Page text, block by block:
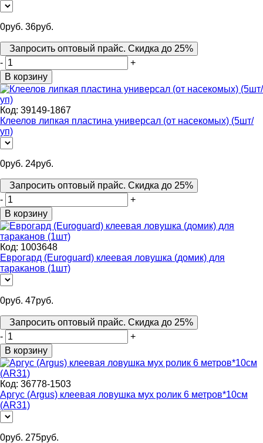
0руб. 36руб.
Запросить оптовый прайс. Скидка до 25%
-
+
В корзину
Код: 39149-1867
Клеелов липкая пластина универсал (от насекомых) (5шт/
уп)
0руб. 24руб.
Запросить оптовый прайс. Скидка до 25%
-
+
В корзину
Код: 1003648
Еврогард (Euroguard) клеевая ловушка (домик) для
тараканов (1шт)
0руб. 47руб.
Запросить оптовый прайс. Скидка до 25%
-
+
В корзину
Код: 36778-1503
Аргус (Argus) клеевая ловушка мух ролик 6 метров*10см
(AR31)
0руб. 275руб.